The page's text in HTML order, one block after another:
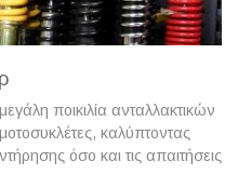
ποικιλία ανταλλακτικών
καλύπτοντας
όσο και τις απαιτήσεις